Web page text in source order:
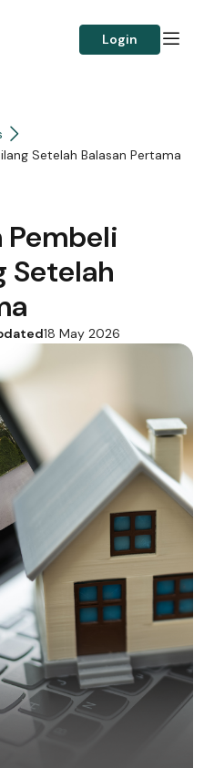
Login
Setelah Balasan Pertama
Pembeli
Setelah
18 May 2026